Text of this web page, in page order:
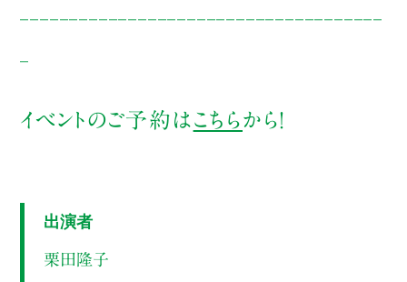
イベントのご予約は こちらから！
出演者
栗田隆子